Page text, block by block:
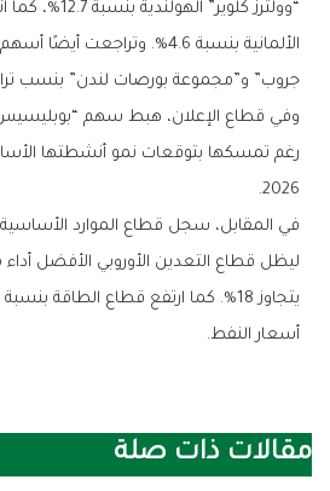
“وولترز كلوير”
الألمانية بنسبة 4.6%. وتراجعت
جروب” و”مجموعة بورصات لندن” بنسب تراوحت بين
2026.
ليظل قطاع التعدين الأوروبي الأفضل أداء
أسعار النفط.
مقالات ذات صلة